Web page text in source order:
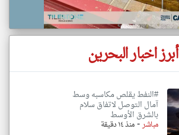
أبرز اخبار البحرين
#النفط يقلص مكاسبه وسط
آمال التوصل لاتفاق سلام
بالشرق الأوسط
مباشر-منذ ١٤ دقيقة